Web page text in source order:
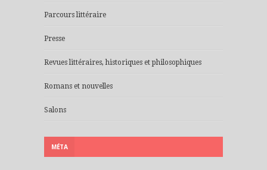
Parcours littéraire
Presse
Revues littéraires, historiques et philosophiques
Romans et nouvelles
Salons
MÉTA